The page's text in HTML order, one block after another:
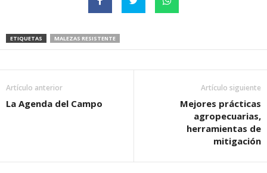
ETIQUETAS MALEZAS RESISTENTE
Artículo anterior
La Agenda del Campo
Artículo siguiente
Mejores prácticas
agropecuarias,
herramientas de
mitigación